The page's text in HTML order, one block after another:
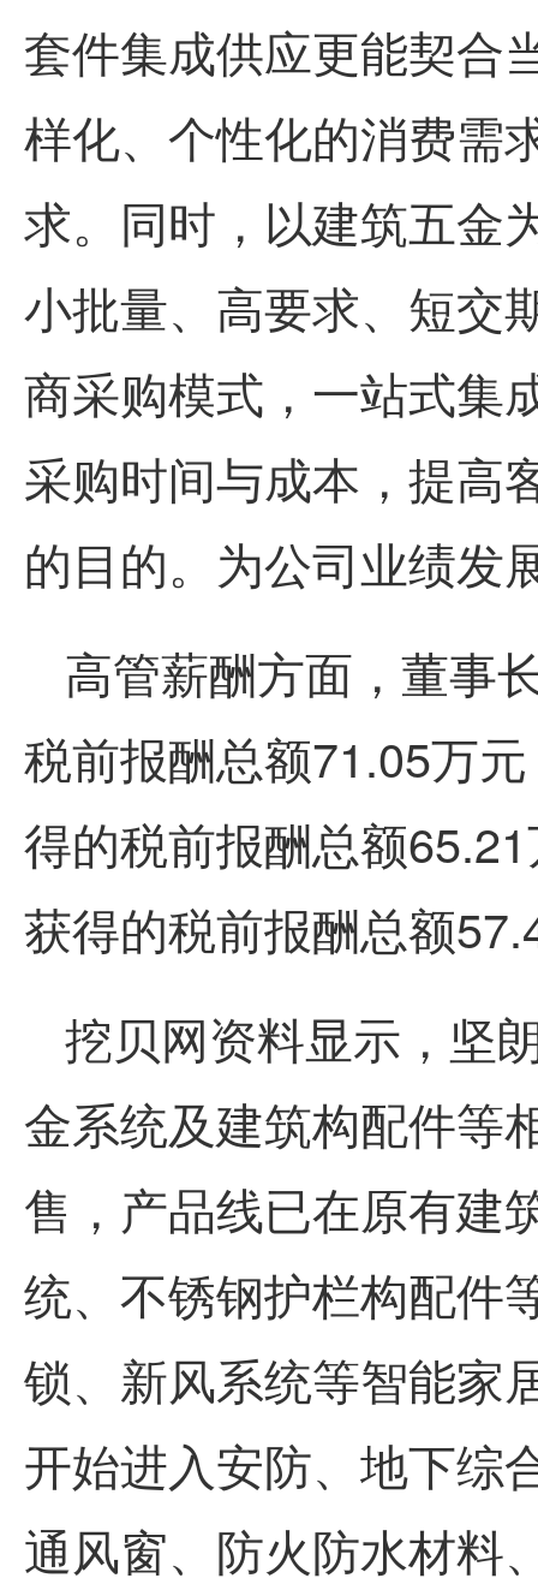
套件集成供应更能契合
样化、个性化的消费需
求。同时，以建筑五金
小批量、高要求、短交
商采购模式，一站式集
采购时间与成本，提高
的目的。为公司业绩发
高管薪酬方面，董事
税前报酬总额71.05万
得的税前报酬总额
获得的税前报酬总额
挖贝网资料显示，坚
金系统及建筑构配件等
售，产品线已在原有建
统、不锈钢护栏构配件
锁、新风系统等智能家
开始进入安防、地下综
通风窗、防火防水材料